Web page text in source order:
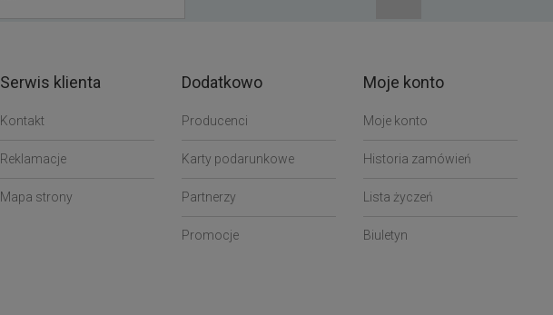
Serwis klienta
Kontakt
Reklamacje
Mapa strony
Dodatkowo
Producenci
Karty podarunkowe
Partnerzy
Promocje
Moje konto
Moje konto
Historia zamówień
Lista życzeń
Biuletyn